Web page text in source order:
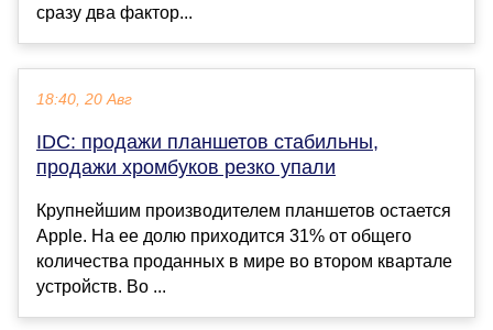
сразу два фактор...
18:40, 20 Авг
IDC: продажи планшетов стабильны,
продажи хромбуков резко упали
Крупнейшим производителем планшетов остается
Apple. На ее долю приходится 31% от общего
количества проданных в мире во втором квартале
устройств. Во ...